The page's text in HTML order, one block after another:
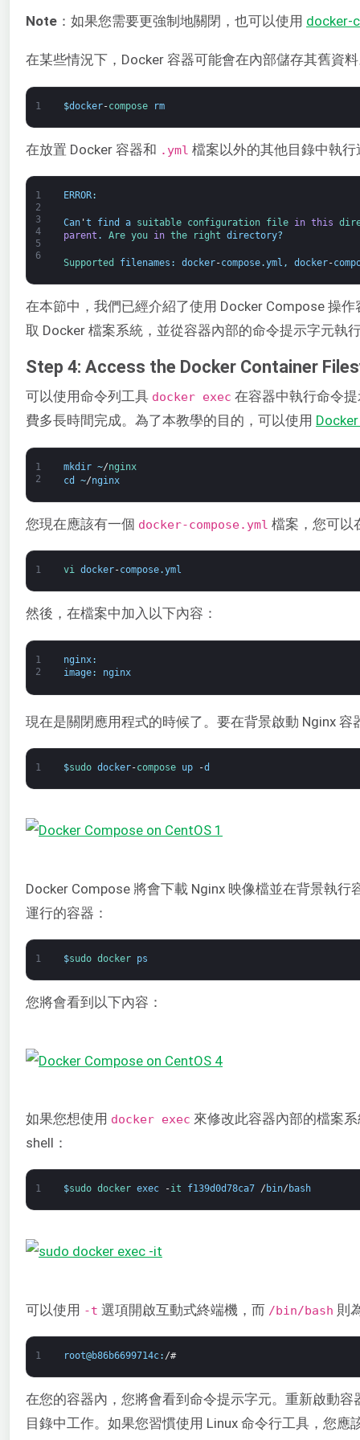
Note ：如果您需要更強制地關閉，也可以使用 docker-
在某些情況下，Docker 容器可能會在內部儲存其舊資
1 $docker-compose rm
在放置 Docker 容器和 .yml 檔案以外的其他目錄中執
1
2
3
4
5
6
ERROR:
Can' t find a suitable configuration file in this
parent . Are you in the right directory?
Supported filenames : docker-compose.yml , docker-
在本節中，我們已經介紹了使用 Docker Compose 操
取 Docker 檔案系統，並從容器內部的命令提示字元執
Step 4: Access the Docker Container
可以使用命令列工具 docker exec 在容器中執行命令
費多長時間完成。為了本教學的目的，可以使用
1
2
mkdir ~/nginx
cd
~/nginx
您現在應該有一個 docker-compose.yml 檔案，您可以
1 vi docker-compose.yml
然後，在檔案中加入以下內容：
1
2
nginx:
image: nginx
現在是關閉應用程式的時候了。要在背景啟動 Nginx 容
1 $sudo docker-compose up -d
Docker Compose 將會下載 Nginx 映像檔並在背景執
運行的容器：
1 $sudo docker ps
您將會看到以下內容：
如果您想使用 docker exec 來修改此容器內部的檔案
shell：
1 $sudo docker exec -it f139d0d78ca7 / bin/ bash
可以使用 -t 選項開啟互動式終端機，而 /bin/bash 則
1 root@b86b6699714c: /#
在您的容器內，您將會看到命令提示字元。重新啟動
目錄中工作。如果您習慣使用 Linux 命令行工具，您